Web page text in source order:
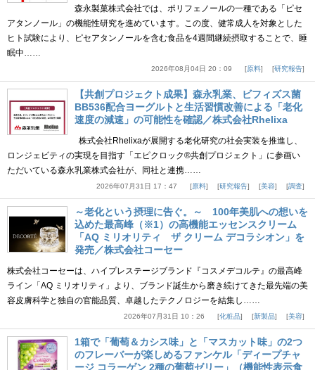
森永製菓株式会社では、ポリフェノールの一種である「ピセ
アタンノール」の機能性研究を進めています。この度、健常成人を対象とした
ヒト試験により、ピセアタンノールを含む食品を4週間継続摂取することで、睡
眠中……
2026年08月04日 20：09 原料 研究報告
【共創プロジェクト成果】森永乳業、ビフィズス菌
BB536配合ヨーグルトと生活習慣改善による「老化
速度の減速」の可能性を確認／株式会社Rhelixa
株式会社Rhelixaが展開する老化研究の社会実装を推進し、
ロンジェビティの実現を目指す「エピクロック®共創プロジェクト」に参画い
ただいている森永乳業株式会社が、同社と連携……
2026年07月31日 17：47 原料 研究報告 美容 調査
～老化という摂理に告ぐ。～ 100年美肌への想いを
込めた最高峰（※1）の高機能エッセンスクリーム
「AQ ミリオリティ ザ クリーム デコラシオン」を
発売／株式会社コーセー
株式会社コーセーは、ハイプレステージブランド『コスメデコルテ』の最高峰
ライン「AQ ミリオリティ」より、ブランド誕生から磨き続けてきた最先端の美
容皮膚科学と独自の官能品質、卓越したテクノロジーを結集し……
2026年07月31日 10：26 化粧品 新製品 美容
1箱で「葡萄＆カシス味」と「マスカット味」の2つ
のフレーバーが楽しめるファンケル「ディープチャ
ージ コラーゲン 2種の葡萄ゼリー」（機能性表示食